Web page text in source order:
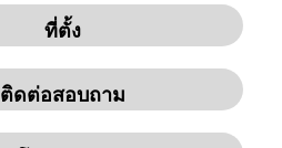
ที่ตั้ง
ติดต่อสอบถาม